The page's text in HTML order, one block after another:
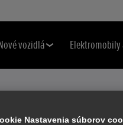
vozidlá
Nastavenia súborov